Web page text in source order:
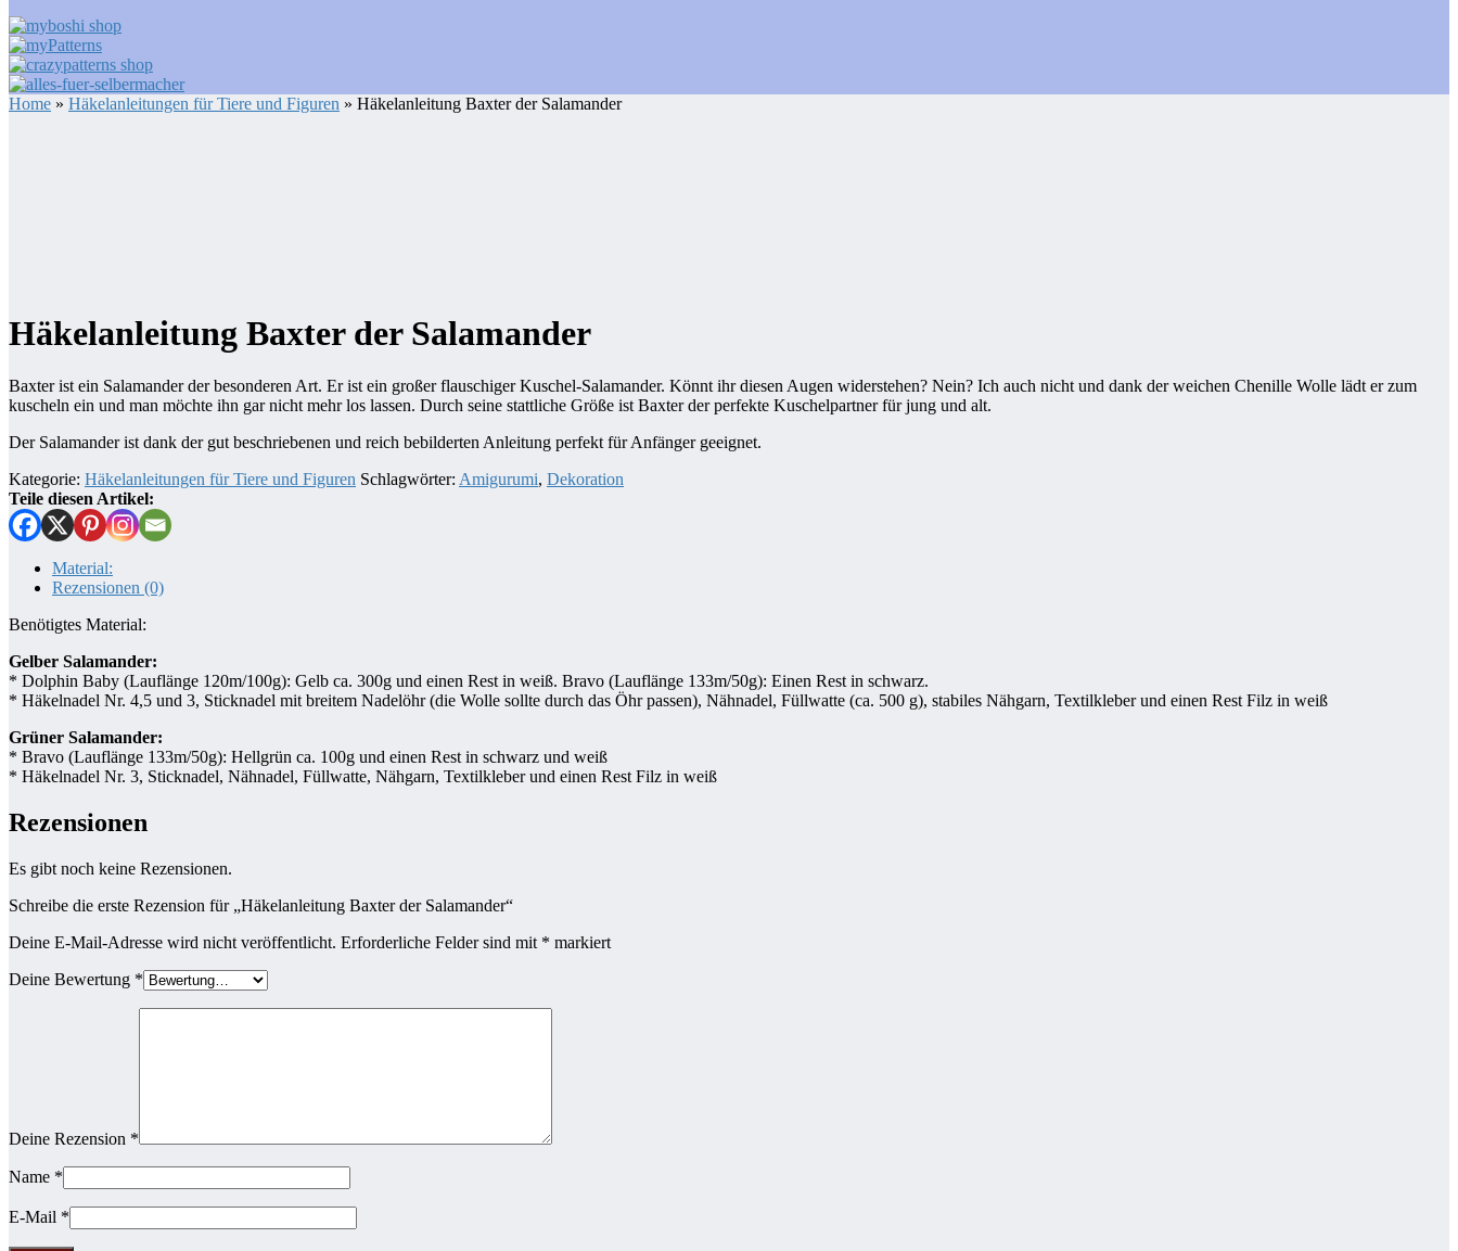
Home » Häkelanleitungen für Tiere und Figuren » Häkelanleitung Baxter der Salamander
Häkelanleitung Baxter der Salamander
Baxter ist ein Salamander der besonderen Art. Er ist ein großer flauschiger Kuschel-Salamander. Könnt ihr diesen Augen widerstehen? Nein? Ich auch nicht und dank der weichen Chenille Wolle lädt er zum
kuscheln ein und man möchte ihn gar nicht mehr los lassen. Durch seine stattliche Größe ist Baxter der perfekte Kuschelpartner für jung und alt.
Der Salamander ist dank der gut beschriebenen und reich bebilderten Anleitung perfekt für Anfänger geeignet.
Kategorie: Häkelanleitungen für Tiere und Figuren Schlagwörter: Amigurumi, Dekoration
Teile diesen Artikel:
Material:
Rezensionen (0)
Benötigtes Material:
Gelber Salamander:
* Dolphin Baby (Lauflänge 120m/100g): Gelb ca. 300g und einen Rest in weiß. Bravo (Lauflänge 133m/50g): Einen Rest in schwarz.
* Häkelnadel Nr. 4,5 und 3, Sticknadel mit breitem Nadelöhr (die Wolle sollte durch das Öhr passen), Nähnadel, Füllwatte (ca. 500 g), stabiles Nähgarn, Textilkleber und einen Rest Filz in weiß
Grüner Salamander:
* Bravo (Lauflänge 133m/50g): Hellgrün ca. 100g und einen Rest in schwarz und weiß
* Häkelnadel Nr. 3, Sticknadel, Nähnadel, Füllwatte, Nähgarn, Textilkleber und einen Rest Filz in weiß
Rezensionen
Es gibt noch keine Rezensionen.
Schreibe die erste Rezension für „Häkelanleitung Baxter der Salamander“
Deine E-Mail-Adresse wird nicht veröffentlicht. Erforderliche Felder sind mit * markiert
Deine Bewertung *
Deine Rezension *
Name *
E-Mail *